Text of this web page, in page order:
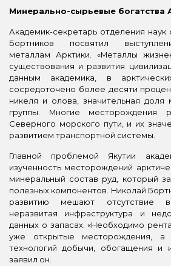
Минерально-сырьевые богатства
Академик-секретарь отделения
Бортников посвятил
металлам Арктики. «Металлы
существования и развития
данным академика, в
сосредоточено более десяти
никеля и олова, значительная доля
группы. Многие месторождения
Северного морского пути, и их
развитием транспортной системы.
Главной проблемой Якутии
изученность месторождений
минеральный состав руд, который
полезных компонентов. Николай
развитию мешают отсутствие
неразвитая инфраструктура и
данных о запасах. «Необходимо
уже открытые месторождения, а
технологий добычи, обогащения и
заявил он.